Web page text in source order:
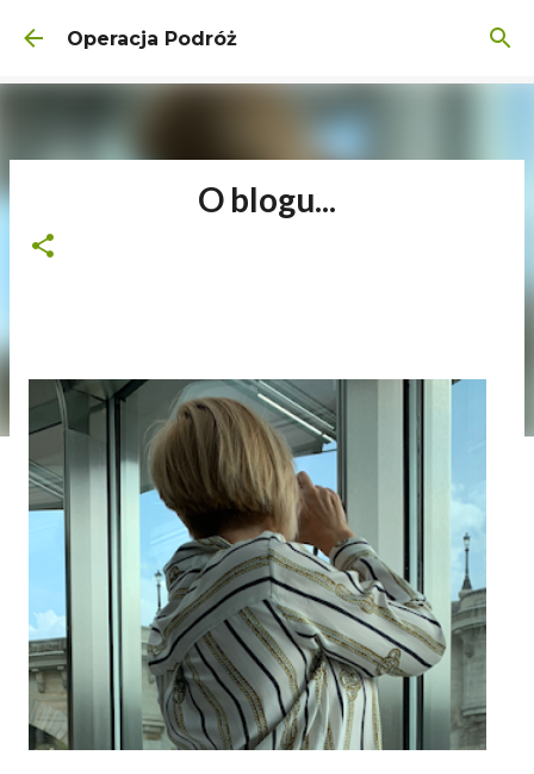
Przejdź do głównej zawartości
Operacja Podróż
O blogu...